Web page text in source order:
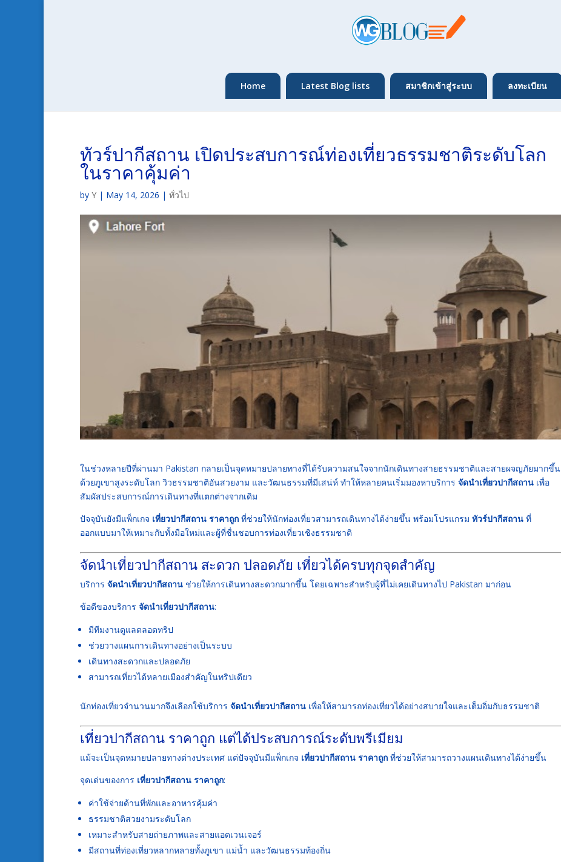
Home Latest Blog lists สมาชิกเข้าสู่ระบบ ลงทะเบียน
ทัวร์ปากีสถาน เปิดประสบการณ์ท่องเที่ยวธรรมชาติระดับโลก
ในราคาคุ้มค่า
by Y | May 14, 2026 | ทั่วไป
ในช่วงหลายปีที่ผ่านมา Pakistan กลายเป็นจุดหมายปลายทางที่ได้รับความสนใจจากนักเดินทางสายธรรมชาติและสายผจญภัยมากขึ้น
ด้วยภูเขาสูงระดับโลก วิวธรรมชาติอันสวยงาม และวัฒนธรรมที่มีเสน่ห์ ทำให้หลายคนเริ่มมองหาบริการ จัดนำเที่ยวปากีสถาน เพื่อ
สัมผัสประสบการณ์การเดินทางที่แตกต่างจากเดิม
ปัจจุบันยังมีแพ็กเกจ เที่ยวปากีสถาน ราคาถูก ที่ช่วยให้นักท่องเที่ยวสามารถเดินทางได้ง่ายขึ้น พร้อมโปรแกรม ทัวร์ปากีสถาน ที่
ออกแบบมาให้เหมาะกับทั้งมือใหม่และผู้ที่ชื่นชอบการท่องเที่ยวเชิงธรรมชาติ
จัดนำเที่ยวปากีสถาน สะดวก ปลอดภัย เที่ยวได้ครบทุกจุดสำคัญ
บริการ จัดนำเที่ยวปากีสถาน ช่วยให้การเดินทางสะดวกมากขึ้น โดยเฉพาะสำหรับผู้ที่ไม่เคยเดินทางไป Pakistan มาก่อน
ข้อดีของบริการ จัดนำเที่ยวปากีสถาน:
มีทีมงานดูแลตลอดทริป
ช่วยวางแผนการเดินทางอย่างเป็นระบบ
เดินทางสะดวกและปลอดภัย
สามารถเที่ยวได้หลายเมืองสำคัญในทริปเดียว
นักท่องเที่ยวจำนวนมากจึงเลือกใช้บริการ จัดนำเที่ยวปากีสถาน เพื่อให้สามารถท่องเที่ยวได้อย่างสบายใจและเต็มอิ่มกับธรรมชาติ
เที่ยวปากีสถาน ราคาถูก แต่ได้ประสบการณ์ระดับพรีเมียม
แม้จะเป็นจุดหมายปลายทางต่างประเทศ แต่ปัจจุบันมีแพ็กเกจ เที่ยวปากีสถาน ราคาถูก ที่ช่วยให้สามารถวางแผนเดินทางได้ง่ายขึ้น
จุดเด่นของการ เที่ยวปากีสถาน ราคาถูก:
ค่าใช้จ่ายด้านที่พักและอาหารคุ้มค่า
ธรรมชาติสวยงามระดับโลก
เหมาะสำหรับสายถ่ายภาพและสายแอดเวนเจอร์
มีสถานที่ท่องเที่ยวหลากหลายทั้งภูเขา แม่น้ำ และวัฒนธรรมท้องถิ่น